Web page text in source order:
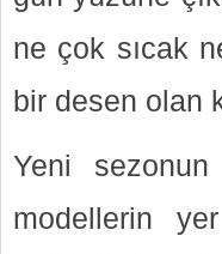
ne çok sıcak
bir desen olan
Yeni sezonun
modellerin